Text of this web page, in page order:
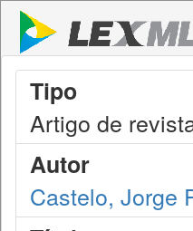
Tipo
Artigo de
Autor
Castelo, Jorge